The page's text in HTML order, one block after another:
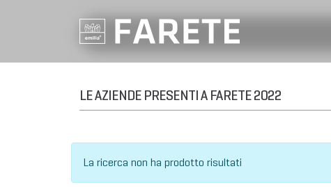
LE AZIENDE PRESENTI A FARETE 2022
La ricerca non ha prodotto risultati